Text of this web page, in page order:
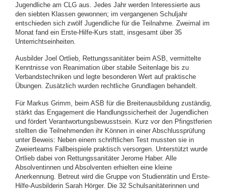
Jugendliche am CLG aus. Jedes Jahr werden Interessierte aus
den siebten Klassen gewonnen; im vergangenen Schuljahr
entschieden sich zwölf Jugendliche für die Teilnahme. Zweimal im
Monat fand ein Erste-Hilfe-Kurs statt, insgesamt über 35
Unterrichtseinheiten.
Ausbilder Joel Ortlieb, Rettungssanitäter beim ASB, vermittelte
Kenntnisse von Reanimation über stabile Seitenlage bis zu
Verbandstechniken und legte besonderen Wert auf praktische
Übungen. Zusätzlich wurden rechtliche Grundlagen behandelt.
Für Markus Grimm, beim ASB für die Breitenausbildung zuständig,
stärkt das Engagement die Handlungssicherheit der Jugendlichen
und fördert Verantwortungsbewusstsein. Kurz vor den Pfingstferien
stellten die Teilnehmenden ihr Können in einer Abschlussprüfung
unter Beweis: Neben einem schriftlichen Test mussten sie in
Zweierteams Fallbeispiele praktisch versorgen. Unterstützt wurde
Ortlieb dabei von Rettungssanitäter Jerome Haber. Alle
Absolventinnen und Absolventen erhielten eine kleine
Anerkennung. Betreut wird die Gruppe von Studienrätin und Erste-
Hilfe-Ausbilderin Sarah Hörger. Die 32 Schulsanitäterinnen und